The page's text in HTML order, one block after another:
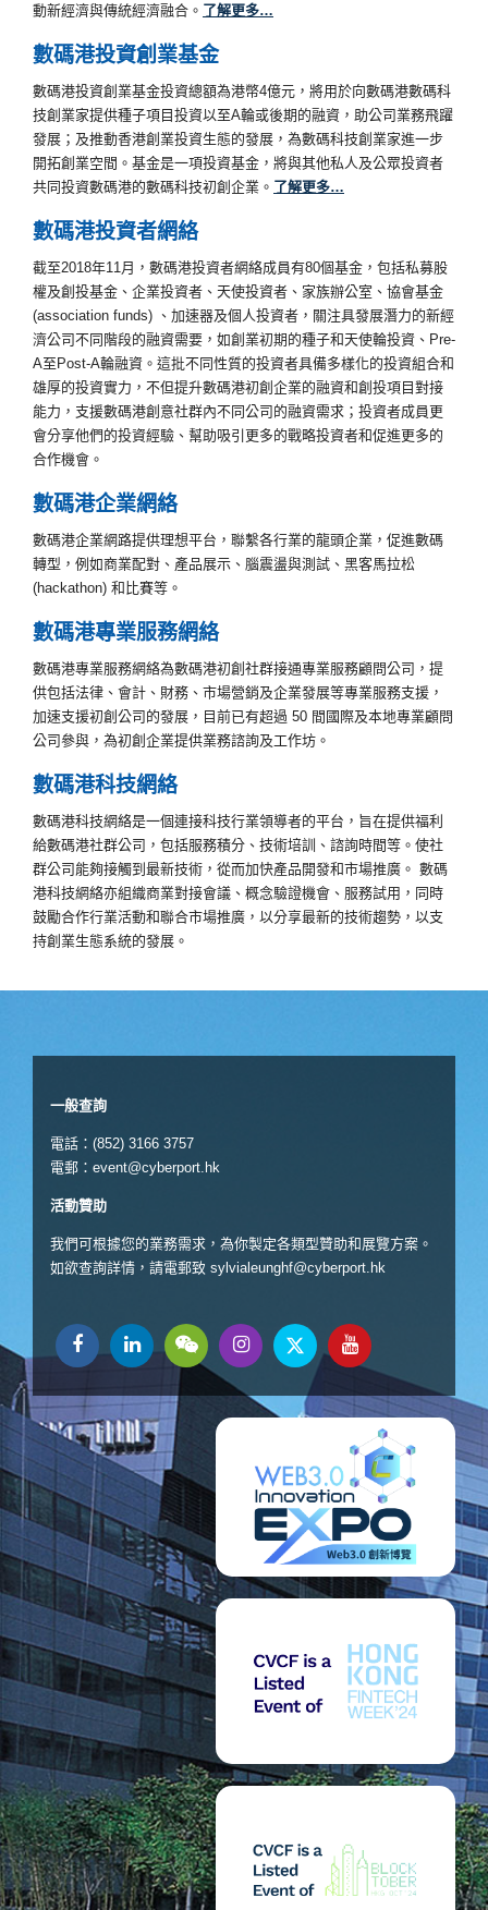
動新經濟與傳統經濟融合。 了解更多…
數碼港投資創業基金
數碼港投資創業基金投資總額為港幣4億元，將用於向數碼港數碼科
技創業家提供種子項目投資以至A輪或後期的融資，助公司業務飛躍
發展；及推動香港創業投資生態的發展，為數碼科技創業家進一步
開拓創業空間。基金是一項投資基金，將與其他私人及公眾投資者
共同投資數碼港的數碼科技初創企業。 了解更多…
數碼港投資者網絡
截至2018年11月，數碼港投資者網絡成員有80個基金，包括私募股
權及創投基金、企業投資者、天使投資者、家族辦公室、協會基金
(association funds) 、加速器及個人投資者，關注具發展潛力的新經
濟公司不同階段的融資需要，如創業初期的種子和天使輪投資、Pre-
A至Post-A輪融資。這批不同性質的投資者具備多樣化的投資組合和
雄厚的投資實力，不但提升數碼港初創企業的融資和創投項目對接
能力，支援數碼港創意社群內不同公司的融資需求；投資者成員更
會分享他們的投資經驗、幫助吸引更多的戰略投資者和促進更多的
合作機會。
數碼港企業網絡
數碼港企業網路提供理想平台，聯繫各行業的龍頭企業，促進數碼
轉型，例如商業配對、產品展示、腦震盪與測試、黑客馬拉松
(hackathon) 和比賽等。
數碼港專業服務網絡
數碼港專業服務網絡為數碼港初創社群接通專業服務顧問公司，提
供包括法律、會計、財務、市場營銷及企業發展等專業服務支援，
加速支援初創公司的發展，目前已有超過 50 間國際及本地專業顧問
公司參與，為初創企業提供業務諮詢及工作坊。
數碼港科技網絡
數碼港科技網絡是一個連接科技行業領導者的平台，旨在提供福利
給數碼港社群公司，包括服務積分、技術培訓、諮詢時間等。使社
群公司能夠接觸到最新技術，從而加快產品開發和市場推廣。 數碼
港科技網絡亦組織商業對接會議、概念驗證機會、服務試用，同時
鼓勵合作行業活動和聯合市場推廣，以分享最新的技術趨勢，以支
持創業生態系統的發展。
一般查詢
電話：(852) 3166 3757
電郵： event@cyberport.hk
活動贊助
我們可根據您的業務需求，為你製定各類型贊助和展覽方案。
如欲查詢詳情，請電郵致 sylvialeunghf@cyberport.hk